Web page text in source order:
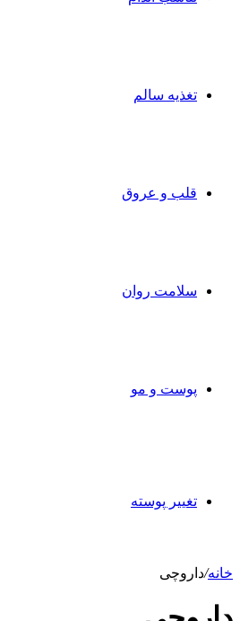
تغذیه سالم
قلب و عروق
سلامت روان
پوست و مو
تغییر پوسته
خانه/داروچی